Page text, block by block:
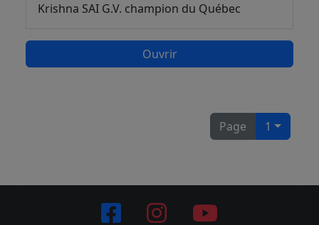
Krishna SAI G.V. champion du Québec
Ouvrir
Page 1